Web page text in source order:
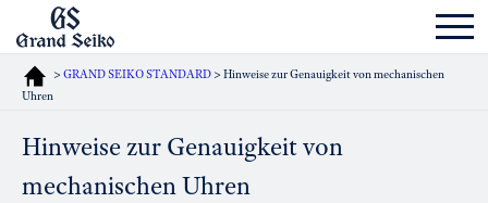
> GRAND SEIKO STANDARD > Hinweise zur Genauigkeit von mechanischen
Uhren
Hinweise zur Genauigkeit von
mechanischen Uhren